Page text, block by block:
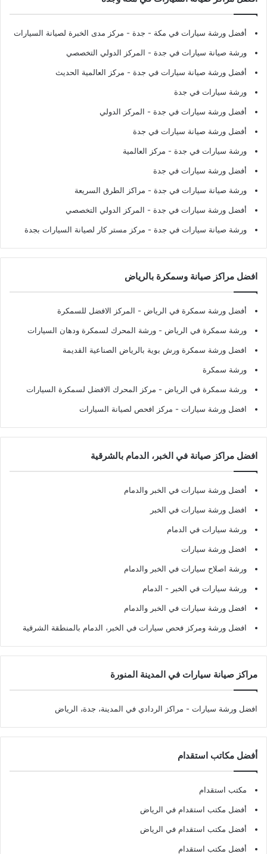
أفضل ورشة سيارات في مكة - جدة - مركز مدى الخبرة لصيانة السيارات
ورشة صيانة سيارات في جدة - المركز الدولي التخصصي
أفضل ورشة صيانة سيارات في جدة - مركز العالمية الحديث
ورشة سيارات في جدة
أفضل ورشة سيارات في جدة - المركز الدولي
أفضل ورشة صيانة سيارات في جدة
ورشة سيارات في جدة - مركز العالمية
أفضل ورشة سيارات في جدة
ورشة صيانة سيارات في جدة - مراكز الطرق السريعة
أفضل ورشة سيارات في جدة - المركز الدولي التخصصي
ورشة صيانة سيارات في جدة - مركز مستر كار لصيانة السيارات بجدة
افضل مراكز صيانة وسمكرة بالرياض
أفضل ورشة سمكرة في الرياض - المركز الافضل للسمكرة
ورشة سمكرة في الرياض - ورشة المحرك لسمكرة ودهان السيارات
افضل ورشة سمكرة ورش بوية بالرياض الصناعية القديمة
ورشة سمكرة
ورشة سمكرة في الرياض - مركز المحرك الافضل لسمكرة السيارات
افضل ورشة سيارات - مركز افحص لصيانة السيارات
افضل مراكز صيانة في الخبر، الدمام بالشرقية
أفضل ورشة سيارات في الخبر والدمام
افضل ورشة سيارات في الخبر
ورشة سيارات في الدمام
افضل ورشة سيارات
ورشة اصلاح سيارات في الخبر والدمام
ورشة سيارات في الخبر - الدمام
افضل ورشة سيارات في الخبر والدمام
افضل ورشة ومركز فحص سيارات في الخبر، الدمام بالمنطقة الشرقية
مراكز صيانة سيارات في المدينة المنورة
افضل ورشة سيارات - مراكز الردادي في المدينة، جدة، الرياض
أفضل مكاتب استقدام
مكتب استقدام
أفضل مكتب استقدام في الرياض
أفضل مكتب استقدام في الرياض
أفضل مكتب استقدام